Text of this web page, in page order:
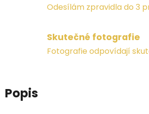
Odesílám zpravidla do 3
Skutečné fotografie
Fotografie odpovídají
Popis